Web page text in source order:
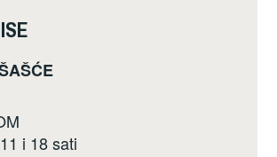
e
i 18 sati